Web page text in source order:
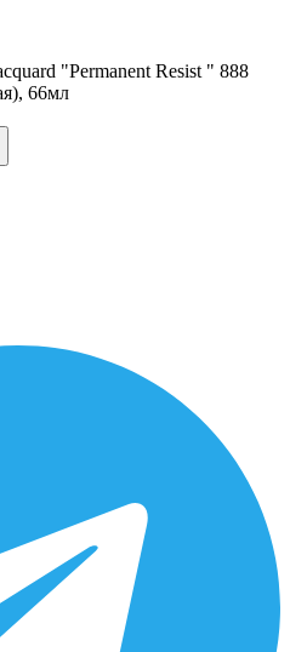
"Permanent Resist " 888
66мл